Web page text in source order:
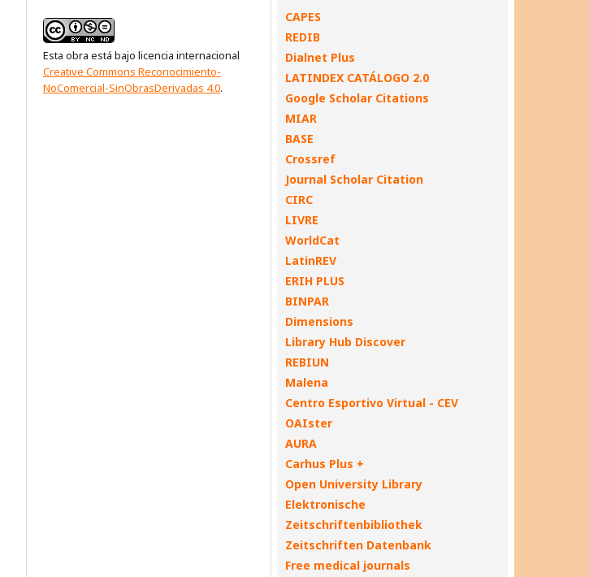
Esta obra está bajo licencia internacional
Creative Commons Reconocimiento-
NoComercial-SinObrasDerivadas 4.0.
CAPES
REDIB
Dialnet Plus
LATINDEX CATÁLOGO 2.0
Google Scholar Citations
MIAR
BASE
Crossref
Journal Scholar Citation
CIRC
LIVRE
WorldCat
LatinREV
ERIH PLUS
BINPAR
Dimensions
Library Hub Discover
REBIUN
Malena
Centro Esportivo Virtual - CEV
OAIster
AURA
Carhus Plus +
Open University Library
Elektronische
Zeitschriftenbibliothek
Zeitschriften Datenbank
Free medical journals